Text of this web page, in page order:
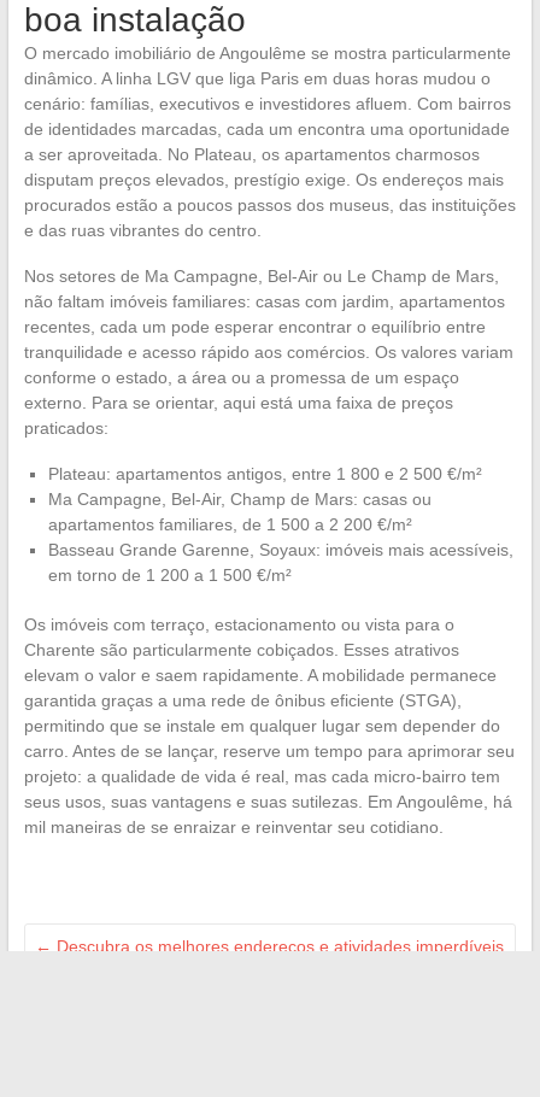
boa instalação
O mercado imobiliário de Angoulême se mostra particularmente
dinâmico. A linha LGV que liga Paris em duas horas mudou o
cenário: famílias, executivos e investidores afluem. Com bairros
de identidades marcadas, cada um encontra uma oportunidade
a ser aproveitada. No Plateau, os apartamentos charmosos
disputam preços elevados, prestígio exige. Os endereços mais
procurados estão a poucos passos dos museus, das instituições
e das ruas vibrantes do centro.
Nos setores de Ma Campagne, Bel-Air ou Le Champ de Mars,
não faltam imóveis familiares: casas com jardim, apartamentos
recentes, cada um pode esperar encontrar o equilíbrio entre
tranquilidade e acesso rápido aos comércios. Os valores variam
conforme o estado, a área ou a promessa de um espaço
externo. Para se orientar, aqui está uma faixa de preços
praticados:
Plateau: apartamentos antigos, entre 1 800 e 2 500 €/m²
Ma Campagne, Bel-Air, Champ de Mars: casas ou
apartamentos familiares, de 1 500 a 2 200 €/m²
Basseau Grande Garenne, Soyaux: imóveis mais acessíveis,
em torno de 1 200 a 1 500 €/m²
Os imóveis com terraço, estacionamento ou vista para o
Charente são particularmente cobiçados. Esses atrativos
elevam o valor e saem rapidamente. A mobilidade permanece
garantida graças a uma rede de ônibus eficiente (STGA),
permitindo que se instale em qualquer lugar sem depender do
carro. Antes de se lançar, reserve um tempo para aprimorar seu
projeto: a qualidade de vida é real, mas cada micro-bairro tem
seus usos, suas vantagens e suas sutilezas. Em Angoulême, há
mil maneiras de se enraizar e reinventar seu cotidiano.
← Descubra os melhores endereços e atividades imperdíveis